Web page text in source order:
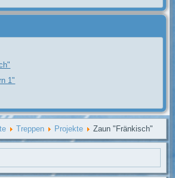
1"
Treppen Projekte Zaun "Fränkisch"